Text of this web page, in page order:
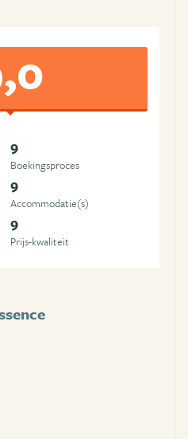
9
Boekingsproces
9
Accommodatie(s)
9
Prijs-kwaliteit